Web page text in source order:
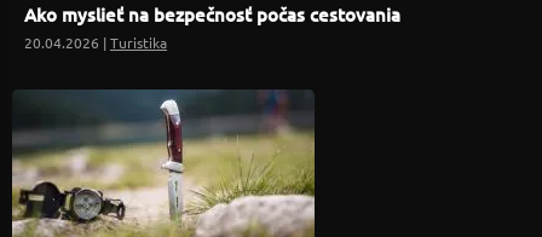
Ako myslieť na bezpečnosť počas cestovania
20.04.2026 |Turistika